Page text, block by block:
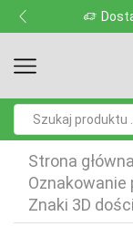
Strona główna
Znaki 3D